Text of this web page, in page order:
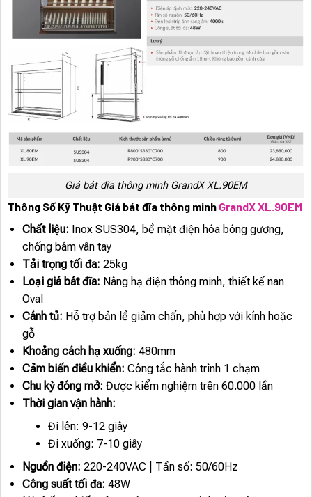
Giá bát đĩa thông minh GrandX XL.90EM
Thông Số Kỹ Thuật Giá bát đĩa thông minh GrandX XL.90EM
Chất liệu: Inox SUS304, bề mặt điện hóa bóng gương,
chống bám vân tay
Tải trọng tối đa: 25kg
Loại giá bát đĩa: Nâng hạ điện thông minh, thiết kế nan
Oval
Cánh tủ: Hỗ trợ bản lề giảm chấn, phù hợp với kính hoặc
gỗ
Khoảng cách hạ xuống: 480mm
Cảm biến điều khiển: Công tắc hành trình 1 chạm
Chu kỳ đóng mở: Được kiểm nghiệm trên 60.000 lần
Thời gian vận hành:
Đi lên: 9-12 giây
Đi xuống: 7-10 giây
Nguồn điện: 220-240VAC | Tần số: 50/60Hz
Công suất tối đa: 48W